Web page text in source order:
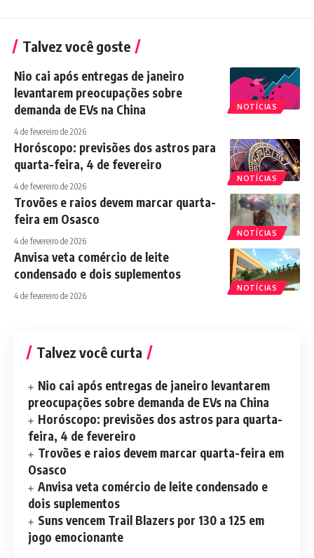
Talvez você goste
NOTÍCIAS
Nio cai após entregas de janeiro
levantarem preocupações sobre
demanda de EVs na China
4 de fevereiro de 2026
NOTÍCIAS
Horóscopo: previsões dos astros para
quarta-feira, 4 de fevereiro
4 de fevereiro de 2026
NOTÍCIAS
Trovões e raios devem marcar quarta-
feira em Osasco
4 de fevereiro de 2026
NOTÍCIAS
Anvisa veta comércio de leite
condensado e dois suplementos
4 de fevereiro de 2026
Talvez você curta
Nio cai após entregas de janeiro levantarem
preocupações sobre demanda de EVs na China
Horóscopo: previsões dos astros para quarta-
feira, 4 de fevereiro
Trovões e raios devem marcar quarta-feira em
Osasco
Anvisa veta comércio de leite condensado e
dois suplementos
Suns vencem Trail Blazers por 130 a 125 em
jogo emocionante